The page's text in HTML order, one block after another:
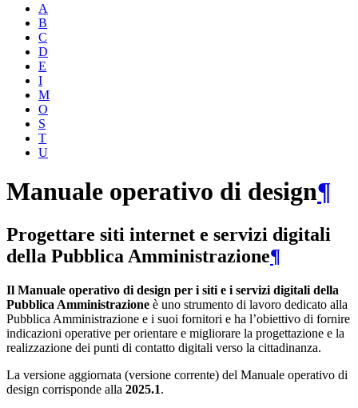
A
B
C
D
E
I
M
O
S
T
U
Manuale operativo di design¶
Progettare siti internet e servizi digitali
della Pubblica Amministrazione¶
Il Manuale operativo di design per i siti e i servizi digitali della
Pubblica Amministrazione è uno strumento di lavoro dedicato alla
Pubblica Amministrazione e i suoi fornitori e ha l’obiettivo di fornire
indicazioni operative per orientare e migliorare la progettazione e la
realizzazione dei punti di contatto digitali verso la cittadinanza.
La versione aggiornata (versione corrente) del Manuale operativo di
design corrisponde alla 2025.1.